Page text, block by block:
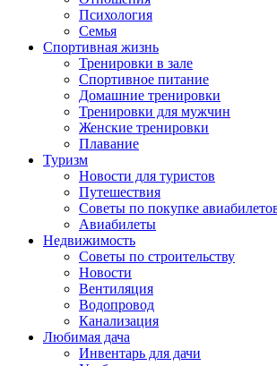
Психология
Семья
Спортивная жизнь
Тренировки в зале
Спортивное питание
Домашние тренировки
Тренировки для мужчин
Женские тренировки
Плавание
Туризм
Новости для туристов
Путешествия
Советы по покупке
Авиабилеты
Недвижимость
Советы по строительству
Новости
Вентиляция
Водопровод
Канализация
Любимая дача
Инвентарь для дачи